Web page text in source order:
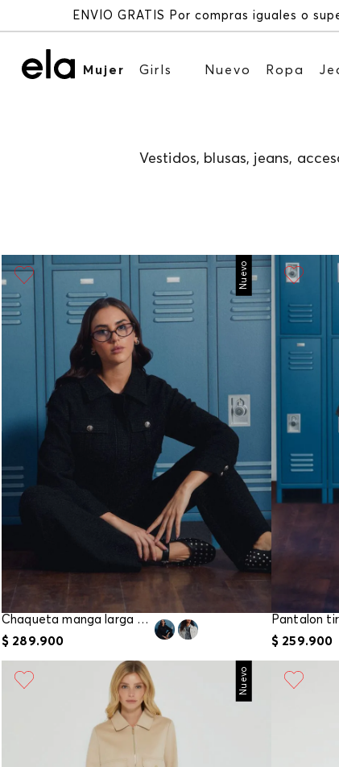
Mujer Girls Nuevo Ropa
Vestidos, blusas, jeans,
Nuevo
Chaqueta manga larga para mujer
$ 289.900 $ 259.900
Nuevo